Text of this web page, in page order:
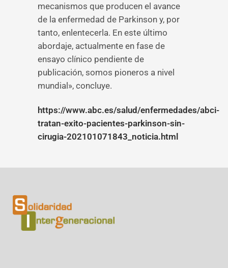
mecanismos que producen el avance
de la enfermedad de Parkinson y, por
tanto, enlentecerla. En este último
abordaje, actualmente en fase de
ensayo clínico pendiente de
publicación, somos pioneros a nivel
mundial», concluye.
https://www.abc.es/salud/enfermedades/abci-
tratan-exito-pacientes-parkinson-sin-
cirugia-202101071843_noticia.html